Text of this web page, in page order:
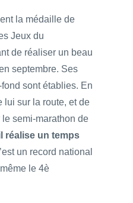
la médaille de
Jeux du
de réaliser un beau
septembre. Ses
sont établies. En
lui sur la route, et de
semi-marathon de
réalise un temps
un record national
le 4è